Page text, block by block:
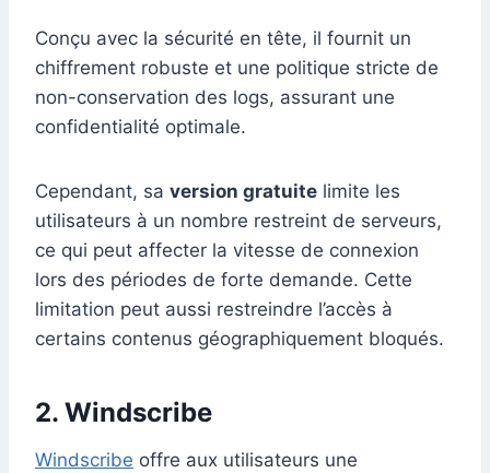
Conçu avec la sécurité en tête, il fournit un
chiffrement robuste et une politique stricte de
non-conservation des logs, assurant une
confidentialité optimale.
Cependant, sa version gratuite limite les
utilisateurs à un nombre restreint de serveurs,
ce qui peut affecter la vitesse de connexion
lors des périodes de forte demande. Cette
limitation peut aussi restreindre l’accès à
certains contenus géographiquement bloqués.
2. Windscribe
Windscribe offre aux utilisateurs une